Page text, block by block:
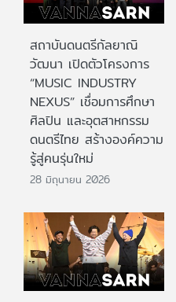
สถาบันดนตรีกัลยาณิ
วัฒนา เปิดตัวโครงการ
“MUSIC INDUSTRY
NEXUS” เชื่อมการศึกษา
ศิลปิน และอุตสาหกรรม
ดนตรีไทย สร้างองค์ความ
รู้สู่คนรุ่นใหม่
28 มิถุนายน 2026